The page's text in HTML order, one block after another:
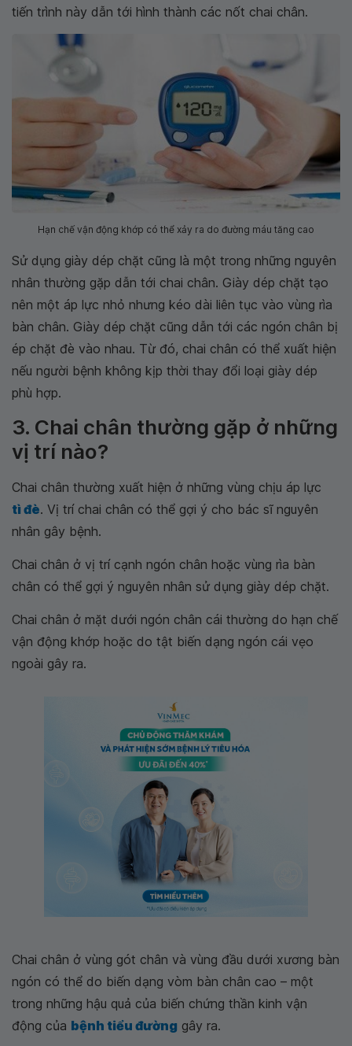
tiến trình này dẫn tới hình thành các nốt chai chân.
Hạn chế vận động khớp có thể xảy ra do đường máu tăng cao
Sử dụng giày dép chặt cũng là một trong những nguyên
nhân thường gặp dẫn tới chai chân. Giày dép chặt tạo
nên một áp lực nhỏ nhưng kéo dài liên tục vào vùng rìa
bàn chân. Giày dép chặt cũng dẫn tới các ngón chân bị
ép chặt đè vào nhau. Từ đó, chai chân có thể xuất hiện
nếu người bệnh không kịp thời thay đổi loại giày dép
phù hợp.
3. Chai chân thường gặp ở những
vị trí nào?
Chai chân thường xuất hiện ở những vùng chịu áp lực
tì đè. Vị trí chai chân có thể gợi ý cho bác sĩ nguyên
nhân gây bệnh.
Chai chân ở vị trí cạnh ngón chân hoặc vùng rìa bàn
chân có thể gợi ý nguyên nhân sử dụng giày dép chặt.
Chai chân ở mặt dưới ngón chân cái thường do hạn chế
vận động khớp hoặc do tật biến dạng ngón cái vẹo
ngoài gây ra.
Chai chân ở vùng gót chân và vùng đầu dưới xương bàn
ngón có thể do biến dạng vòm bàn chân cao – một
trong những hậu quả của biến chứng thần kinh vận
động của bệnh tiểu đường gây ra.